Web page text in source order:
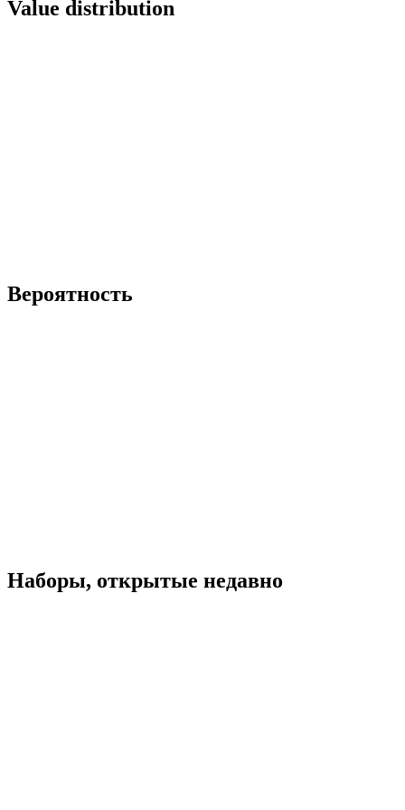
Value distribution
Вероятность
Наборы, открытые недавно